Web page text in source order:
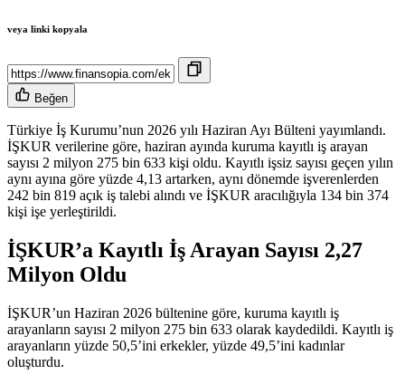
veya linki kopyala
Beğen
Türkiye İş Kurumu’nun 2026 yılı Haziran Ayı Bülteni yayımlandı.
İŞKUR verilerine göre, haziran ayında kuruma kayıtlı iş arayan
sayısı 2 milyon 275 bin 633 kişi oldu. Kayıtlı işsiz sayısı geçen yılın
aynı ayına göre yüzde 4,13 artarken, aynı dönemde işverenlerden
242 bin 819 açık iş talebi alındı ve İŞKUR aracılığıyla 134 bin 374
kişi işe yerleştirildi.
İŞKUR’a Kayıtlı İş Arayan Sayısı 2,27
Milyon Oldu
İŞKUR’un Haziran 2026 bültenine göre, kuruma kayıtlı iş
arayanların sayısı 2 milyon 275 bin 633 olarak kaydedildi. Kayıtlı iş
arayanların yüzde 50,5’ini erkekler, yüzde 49,5’ini kadınlar
oluşturdu.